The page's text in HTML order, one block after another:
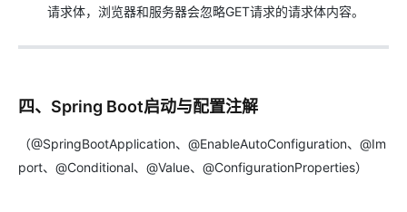
请求体，浏览器和服务器会忽略GET请求的请求体内容。
四、Spring Boot启动与配置注解
（@SpringBootApplication、@EnableAutoConfiguration、@Im
port、@Conditional、@Value、@ConfigurationProperties）